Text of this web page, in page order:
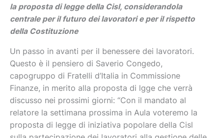
la proposta di legge della Cisl, considerandola
centrale per il futuro dei lavoratori e per il rispetto
della Costituzione
Un passo in avanti per il benessere dei lavoratori.
Questo è il pensiero di Saverio Congedo,
capogruppo di Fratelli d’Italia in Commissione
Finanze, in merito alla proposta di lgge che verrà
discusso nei prossimi giorni: “Con il mandato al
relatore la settimana prossima in Aula voteremo la
proposta di legge di iniziativa popolare della Cisl